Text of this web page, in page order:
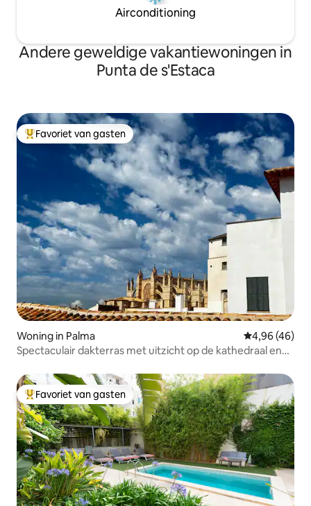
Airconditioning
Andere geweldige vakantiewoningen in
Punta de s'Estaca
Topfavoriet van gasten
Favoriet van gasten
Woning in Palma Gemiddelde
4,96 (46)
Spectaculair dakterras met uitzicht op de kathedraal en
Topfavoriet van gasten
Favoriet van gasten